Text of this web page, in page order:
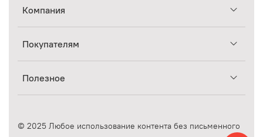
Компания
Покупателям
Полезное
© 2025 Любое использование контента без письменного